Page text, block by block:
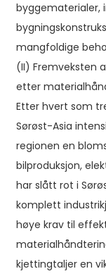
byggematerialer,
mangfoldige
(II) Fremveksten
etter
Etter hvert som
Sørøst-Asia
regionen en
bilproduksjon,
har slått rot i
komplett
høye krav til
kjettingtaljer en